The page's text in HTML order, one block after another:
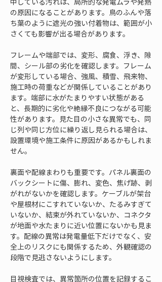
の原因になることがあります。鳥のふんや落
ち葉のように遮光の強い付着物は、範囲が小
さくても影響が出る場合があります。
フレームや端部では、変形、腐食、浮き、隙
間、シール部の劣化を確認します。フレーム
が変形している場合、強風、積雪、飛来物、
施工時の荷重などが関係していることがあり
ます。端部に水がたまりやすい状態がある
と、長期的に劣化や絶縁不良につながる可能
性があります。見た目の小さな異常でも、同
じ列や同じ方位に繰り返し見られる場合は、
設置環境や施工条件に原因があるかもしれま
せん。
裏面や配線まわりも重要です。パネル裏面の
バックシートに傷、膨れ、変色、焦げ跡、剥
がれがないかを確認します。ケーブルが架台
や屋根材にこすれていないか、たるみすぎて
いないか、結束が外れていないか、コネクタ
が地面や水たまりに近い位置にないかも見ま
す。配線の異常は発電量低下だけでなく、安
全上のリスクにも関係するため、外観確認の
段階で見逃さないようにします。
目視検査では、異常箇所の位置を記録するこ